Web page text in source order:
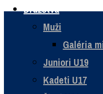
Skip Družstvá
Muži
Galéria
Juniori U19
Kadeti U17